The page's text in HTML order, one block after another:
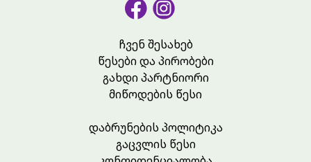
ჩვენ შესახებ
წესები და პირობები
გახდი პარტნიორი
მიწოდების წესი
დაბრუნების პოლიტიკა
გაცვლის წესი